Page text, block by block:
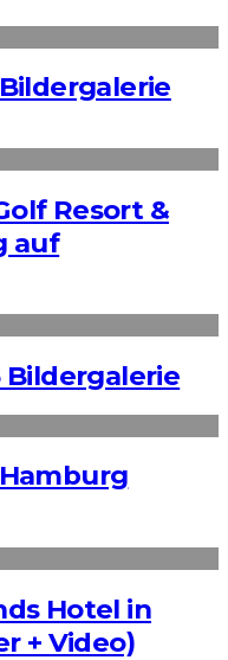
Resort &
auf
Bildergalerie
Hotel in
+ Video)